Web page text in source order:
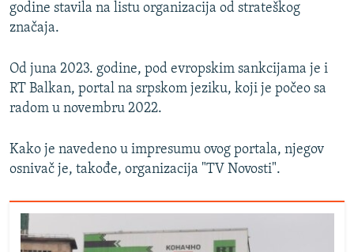
godine stavila na listu organizacija od strateškog
značaja.
Od juna 2023. godine, pod evropskim sankcijama je i
RT Balkan, portal na srpskom jeziku, koji je počeo sa
radom u novembru 2022.
Kako je navedeno u impresumu ovog portala, njegov
osnivač je, takođe, organizacija "TV Novosti".